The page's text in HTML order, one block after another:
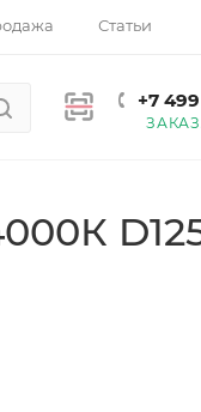
Статьи
+7